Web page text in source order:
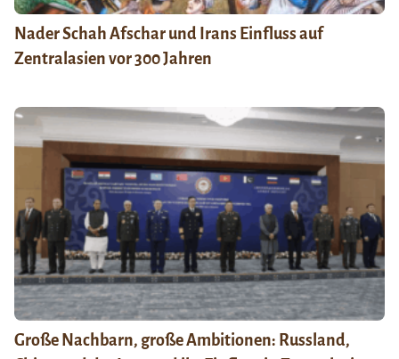
Nader Schah Afschar und Irans Einfluss auf
Zentralasien vor 300 Jahren
Große Nachbarn, große Ambitionen: Russland,